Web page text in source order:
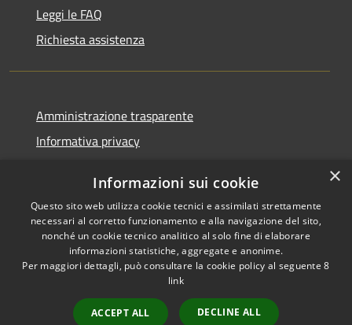
Leggi le FAQ
Richiesta assistenza
Amministrazione trasparente
Informativa privacy
Dichiarazione di accessibilità
RSS
Copyright © 2026 • Comune di
Municipium •
×
Informazioni sui cookie
Questo sito web utilizza cookie tecnici e assimilati strettamente
necessari al corretto funzionamento e alla navigazione del sito,
nonché un cookie tecnico analitico al solo fine di elaborare
informazioni statistiche, aggregate e anonime.
Per maggiori dettagli, può consultare la cookie policy al seguente8
link
ACCEPT ALL DECLINE ALL